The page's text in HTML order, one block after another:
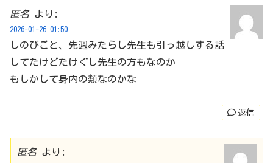
匿名 より:
2026-01-26 01:50
しのびごと、先週みたらし先生も引っ越しする話
してたけどたけぐし先生の方もなのか
もしかして身内の類なのかな
返信
匿名 より: